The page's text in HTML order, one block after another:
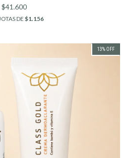
$41.600
DE $1.156
13% OFF